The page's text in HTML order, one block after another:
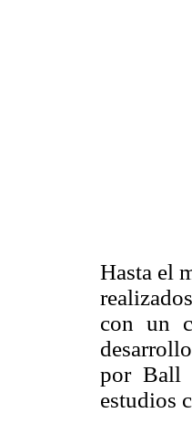
Hasta el
con un
por Ball
estudios